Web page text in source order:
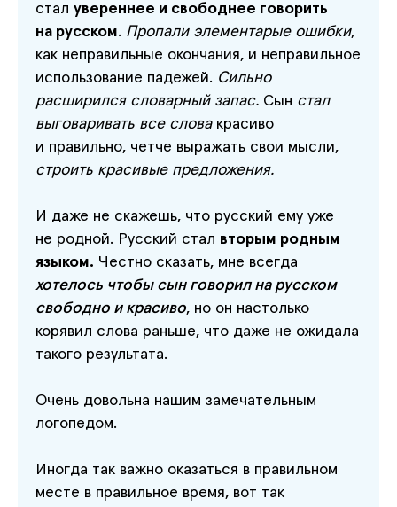
стал увереннее и свободнее говорить
на русском. Пропали элементарые ошибки,
как неправильные окончания, и неправильное
использование падежей. Сильно
расширился словарный запас. Сын стал
выговаривать все словакрасиво
и правильно, четче выражать свои мысли,
строить красивые предложения.
И даже не скажешь, что русский ему уже
не родной. Русский стал вторым родным
языком. Честно сказать, мне всегда
хотелось чтобы сын говорил на русском
свободно и красиво, но он настолько
корявил слова раньше, что даже не ожидала
такого результата.
Очень довольна нашим замечательным
логопедом.
Иногда так важно оказаться в правильном
месте в правильное время, вот так